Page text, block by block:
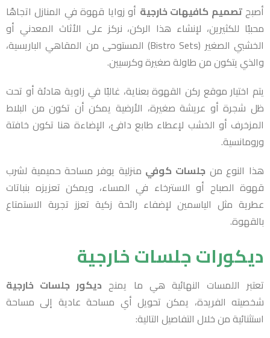
أصبحتصميم كافيهات خارجية أو زوايا قهوة في المنازل اتجاهًا
محببًا للكثيرين، لإنشاء هذا الركن، نركز على الأثاث المعدني أو
الخشبي الصغير (Bistro Sets) المستوحى من المقاهي الباريسية،
والذي يتكون من طاولة صغيرة وكرسيين.
يتم اختيار موقع ركن القهوة بعناية، غالبًا في زاوية هادئة أو تحت
ظل شجرة أو عريشة صغيرة، الأرضية يمكن أن تكون من البلاط
المزخرف أو الخشب لإعطاء طابع دافئ، الإضاءة هنا تكون خافتة
ورومانسية.
هذا النوع من جلسات كوفي منزلية يوفر مساحة حميمية لشرب
قهوة الصباح أو الاسترخاء في المساء، ويمكن تعزيزه بنباتات
عطرية مثل الياسمين لإضفاء رائحة زكية تعزز تجربة الاستمتاع
بالقهوة.
ديكورات جلسات خارجية
تعتبر اللمسات النهائية هي ما يمنح ديكور جلسات خارجية
شخصيته الفريدة، يمكن تحويل أي مساحة عادية إلى مساحة
استثنائية من خلال التفاصيل التالية: